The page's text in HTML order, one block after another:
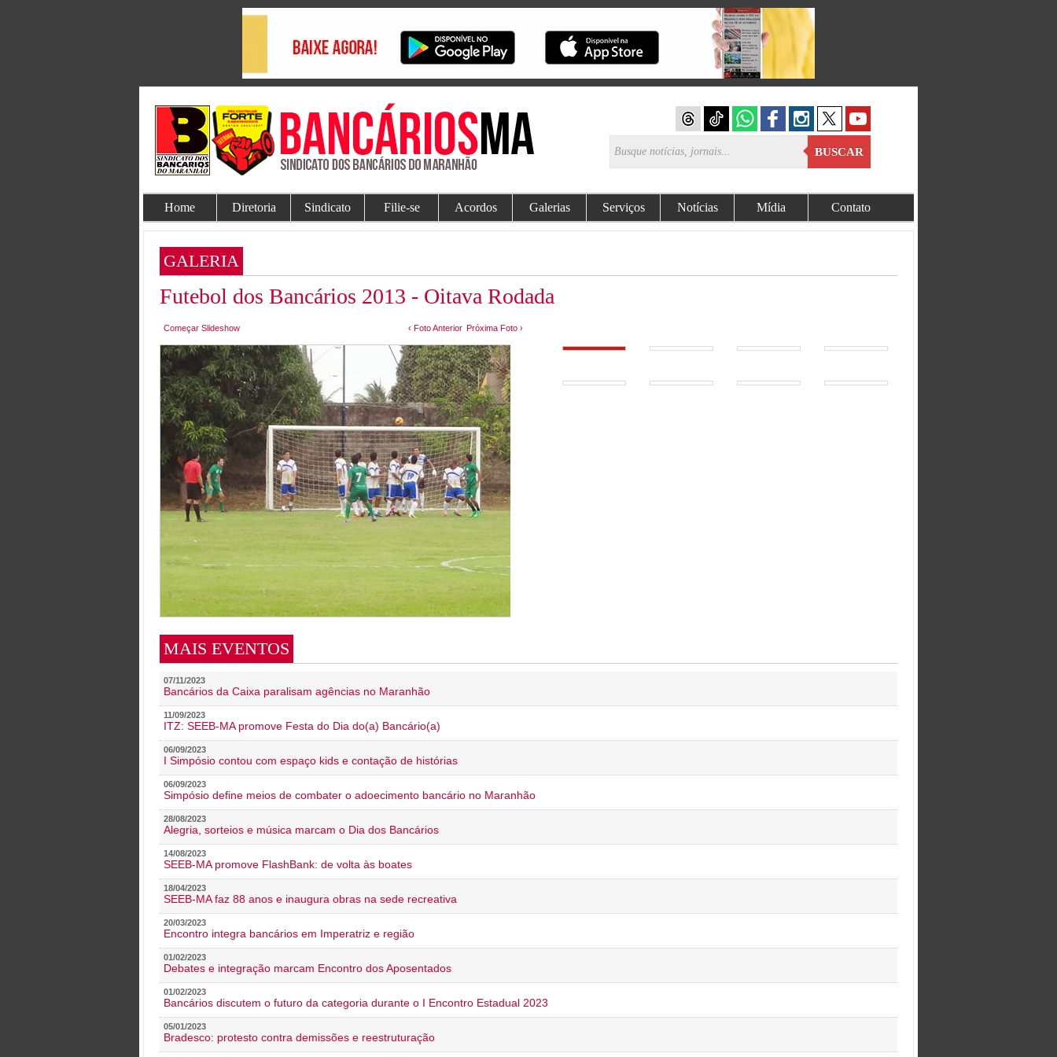
BUSCAR
Home Diretoria Sindicato Filie-se Acordos Galerias Serviços Notícias Mídia Contato
GALERIA
Futebol dos Bancários 2013 - Oitava Rodada
Começar Slideshow ‹ Foto Anterior Próxima Foto ›
MAIS EVENTOS
07/11/2023
Bancários da Caixa paralisam agências no Maranhão
11/09/2023
ITZ: SEEB-MA promove Festa do Dia do(a) Bancário(a)
06/09/2023
I Simpósio contou com espaço kids e contação de histórias
06/09/2023
Simpósio define meios de combater o adoecimento bancário no Maranhão
28/08/2023
Alegria, sorteios e música marcam o Dia dos Bancários
14/08/2023
SEEB-MA promove FlashBank: de volta às boates
18/04/2023
SEEB-MA faz 88 anos e inaugura obras na sede recreativa
20/03/2023
Encontro integra bancários em Imperatriz e região
01/02/2023
Debates e integração marcam Encontro dos Aposentados
01/02/2023
Bancários discutem o futuro da categoria durante o I Encontro Estadual 2023
05/01/2023
Bradesco: protesto contra demissões e reestruturação